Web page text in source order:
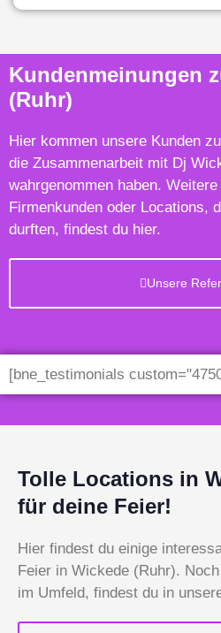
Kundenmeinungen
(Ruhr)
Hier kommen unsere Kunden
die Zusammenarbeit mit Dj
wahrgenommen haben.
Firmenkunden oder Locations,
durften, findest du hier.
Unsere
[bne_testimonials
Tolle Locations in
für deine Feier!
Hier findest du einige
Feier in Wickede (Ruhr).
im Umfeld, findest du in